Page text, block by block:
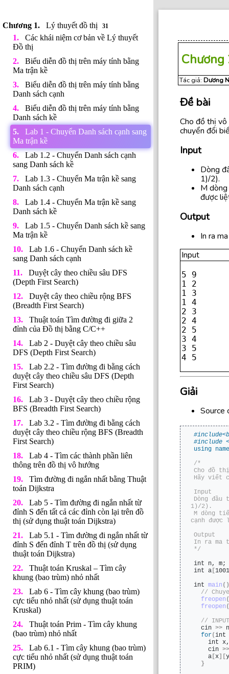
Lý thuyết đồ thị 31
Các khái niệm cơ bản về Lý thuyết
Đồ thị
Biểu diễn đồ thị trên máy tính bằng
Ma trận kề
Biểu diễn đồ thị trên máy tính bằng
Danh sách cạnh
Biểu diễn đồ thị trên máy tính bằng
Danh sách kề
Lab 1 - Chuyển Danh sách cạnh sang
Ma trận kề
Lab 1.2 - Chuyển Danh sách cạnh
sang Danh sách kề
Lab 1.3 - Chuyển Ma trận kề sang
Danh sách cạnh
Lab 1.4 - Chuyển Ma trận kề sang
Danh sách kề
Lab 1.5 - Chuyển Danh sách kề sang
Ma trận kề
Lab 1.6 - Chuyển Danh sách kề
sang Danh sách cạnh
Duyệt cây theo chiều sâu DFS
(Depth First Search)
Duyệt cây theo chiều rộng BFS
(Breadth First Search)
Thuật toán Tìm đường đi giữa 2
đỉnh của Đồ thị bằng C/C++
Lab 2 - Duyệt cây theo chiều sâu
DFS (Depth First Search)
Lab 2.2 - Tìm đường đi bằng cách
duyệt cây theo chiều sâu DFS (Depth
First Search)
Lab 3 - Duyệt cây theo chiều rộng
BFS (Breadth First Search)
Lab 3.2 - Tìm đường đi bằng cách
duyệt cây theo chiều rộng BFS (Breadth
First Search)
Lab 4 - Tìm các thành phần liên
thông trên đồ thị vô hướng
Tìm đường đi ngắn nhất bằng Thuật
toán Dijkstra
Lab 5 - Tìm đường đi ngắn nhất từ
đỉnh S đến tất cả các đỉnh còn lại trên đồ
thị (sử dụng thuật toán Dijkstra)
Lab 5.1 - Tìm đường đi ngắn nhất từ
đỉnh S đến đỉnh T trên đồ thị (sử dụng
thuật toán Dijkstra)
Thuật toán Kruskal – Tìm cây
khung (bao trùm) nhỏ nhất
Lab 6 - Tìm cây khung (bao trùm)
cực tiểu nhỏ nhất (sử dụng thuật toán
Kruskal)
Thuật toán Prim - Tìm cây khung
(bao trùm) nhỏ nhất
Lab 6.1 - Tìm cây khung (bao trùm)
cực tiểu nhỏ nhất (sử dụng thuật toán
PRIM)
Chương
Tác giả: Dương
Đề bài
Cho đồ thị vô
chuyển đổi
Input
Dòng
1)/2).
M
được
Output
In ra
Input
5 9
1 2
1 3
1 4
2 3
2 4
2 5
3 4
3 5
Giải
Source
#include
using
/*
Cho đồ
Hãy viết
Input
Dòng
1)/2).
M dòng
cạnh
Output
In ra ma
*/
int n, m;
int a[1001
int main ()
//
freopen (
freopen (
// INPUT
  cin
>>
for(int
int
    cin
>>
    a
[x][y
}